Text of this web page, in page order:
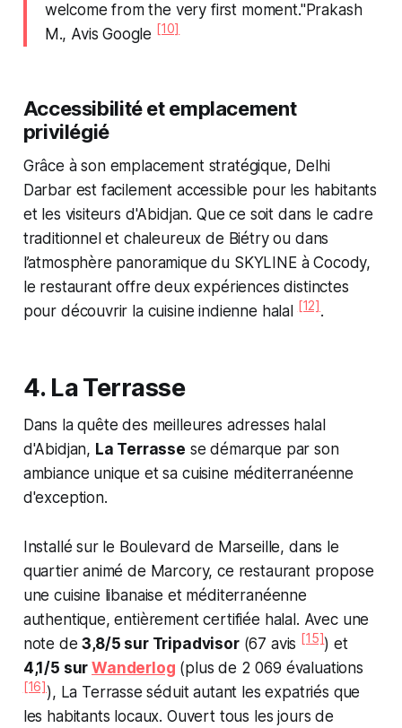
welcome from the very first moment."Prakash
M., Avis Google [10]
Accessibilité et emplacement
privilégié
Grâce à son emplacement stratégique, Delhi
Darbar est facilement accessible pour les habitants
et les visiteurs d'Abidjan. Que ce soit dans le cadre
traditionnel et chaleureux de Biétry ou dans
l’atmosphère panoramique du SKYLINE à Cocody,
le restaurant offre deux expériences distinctes
pour découvrir la cuisine indienne halal[12] .
4. La Terrasse
Dans la quête des meilleures adresses halal
d'Abidjan, La Terrasse se démarque par son
ambiance unique et sa cuisine méditerranéenne
d'exception.
Installé sur le Boulevard de Marseille, dans le
quartier animé de Marcory, ce restaurant propose
une cuisine libanaise et méditerranéenne
authentique, entièrement certifiée halal. Avec une
note de3,8/5 sur Tripadvisor(67 avis [15]) et
4,1/5 surWanderlog (plus de 2 069 évaluations
[16]), La Terrasse séduit autant les expatriés que
les habitants locaux. Ouvert tous les jours de